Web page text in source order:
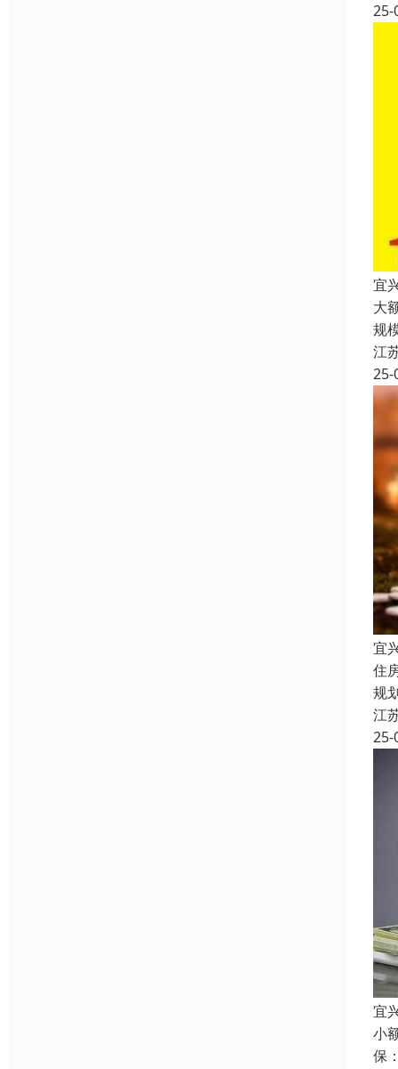
25-
宜
大
规
江
25-
宜
住
规
江
25-
宜
小
保